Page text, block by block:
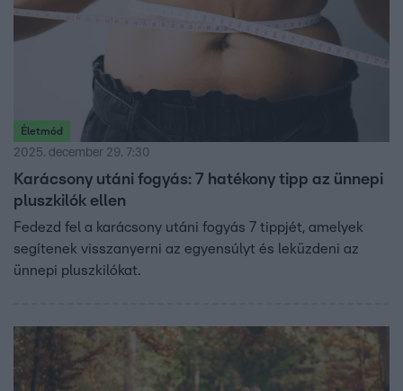
Életmód
2025. december 29. 7:30
Karácsony utáni fogyás: 7 hatékony tipp az ünnepi
pluszkilók ellen
Fedezd fel a karácsony utáni fogyás 7 tippjét, amelyek
segítenek visszanyerni az egyensúlyt és leküzdeni az
ünnepi pluszkilókat.